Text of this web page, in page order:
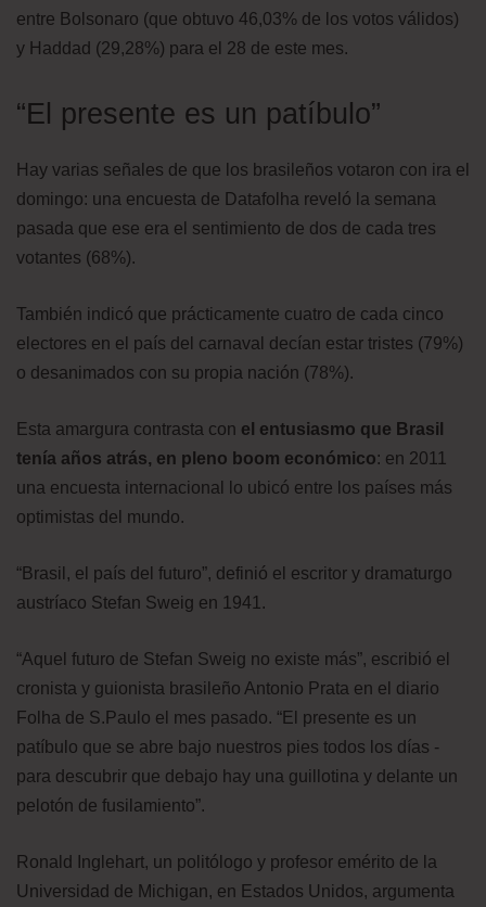
entre Bolsonaro (que obtuvo 46,03% de los votos válidos)
y Haddad (29,28%) para el 28 de este mes.
“El presente es un patíbulo”
Hay varias señales de que los brasileños votaron con ira el
domingo: una encuesta de Datafolha reveló la semana
pasada que ese era el sentimiento de dos de cada tres
votantes (68%).
También indicó que prácticamente cuatro de cada cinco
electores en el país del carnaval decían estar tristes (79%)
o desanimados con su propia nación (78%).
Esta amargura contrasta con el entusiasmo que Brasil
tenía años atrás, en pleno boom económico: en 2011
una encuesta internacional lo ubicó entre los países más
optimistas del mundo.
“Brasil, el país del futuro”, definió el escritor y dramaturgo
austríaco Stefan Sweig en 1941.
“Aquel futuro de Stefan Sweig no existe más”, escribió el
cronista y guionista brasileño Antonio Prata en el diario
Folha de S.Paulo el mes pasado. “El presente es un
patíbulo que se abre bajo nuestros pies todos los días -
para descubrir que debajo hay una guillotina y delante un
pelotón de fusilamiento”.
Ronald Inglehart, un politólogo y profesor emérito de la
Universidad de Michigan, en Estados Unidos, argumenta